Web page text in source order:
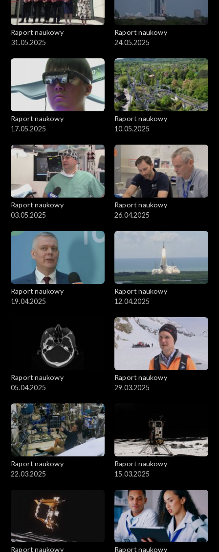
Raport naukowy
31.05.2025
Raport naukowy
24.05.2025
Raport naukowy
17.05.2025
Raport naukowy
10.05.2025
Raport naukowy
03.05.2025
Raport naukowy
26.04.2025
Raport naukowy
19.04.2025
Raport naukowy
12.04.2025
Raport naukowy
05.04.2025
Raport naukowy
29.03.2025
Raport naukowy
22.03.2025
Raport naukowy
15.03.2025
Raport naukowy
Raport naukowy